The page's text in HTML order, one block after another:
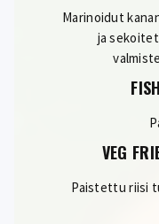
Marinoidut
ja
VEG
Paistettu riisi